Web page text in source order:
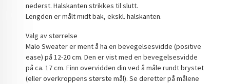
nederst. Halskanten strikkes til slutt.
Lengden er målt midt bak, ekskl. halskanten.
Valg av størrelse
Malo Sweater er ment å ha en bevegelsesvidde (positive
ease) på 12-20 cm. Den er vist med en bevegelsesvidde
på ca. 17 cm. Finn overvidden din ved å måle rundt brystet
(eller overkroppens største mål). Se deretter på målene